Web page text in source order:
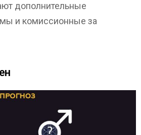
дополнительные
и комиссионные за